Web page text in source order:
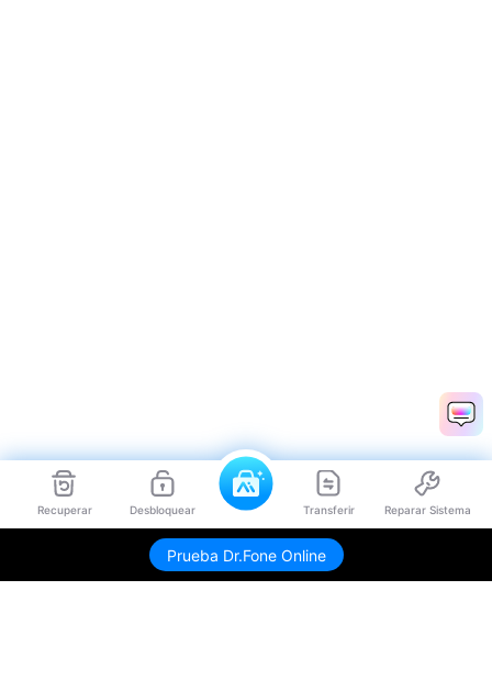
Recuperar Desbloquear Transferir Reparar Sistema
Prueba Dr.Fone Online